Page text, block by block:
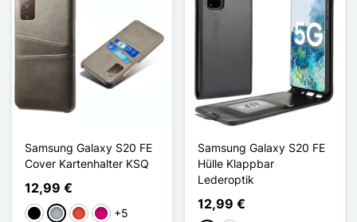
Samsung Galaxy S20 FE
Cover Kartenhalter KSQ
12,99 €
Schwarz
GrauRot Magenta
+5
Samsung Galaxy S20 FE
Hülle Klappbar
Lederoptik
12,99 €